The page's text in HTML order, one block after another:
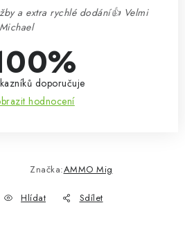
a extra rychlé dodání👍 Velmi
doporučuje
hodnocení
Značka:AMMO Mig
Hlídat Sdílet